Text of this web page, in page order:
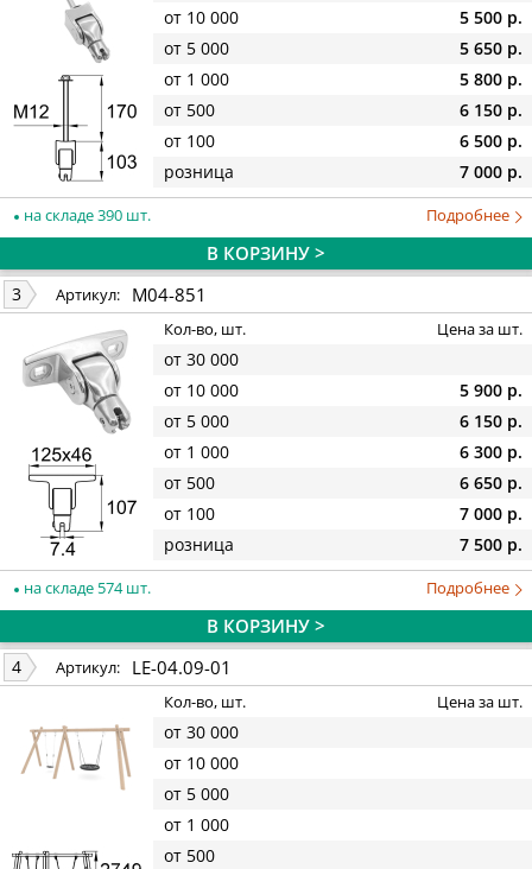
от 10 000
5 500 р.
от 5 000
5 650 р.
от 1 000
5 800 р.
от 500
6 150 р.
от 100
6 500 р.
розница
7 000 р.
на складе 390 шт. Подробнее
В КОРЗИНУ >
3 Артикул: M04-851
Кол-во, шт. Цена за шт.
от 30 000
от 10 000
5 900 р.
от 5 000
6 150 р.
от 1 000
6 300 р.
от 500
6 650 р.
от 100
7 000 р.
розница
7 500 р.
на складе 574 шт. Подробнее
В КОРЗИНУ >
4 Артикул: LE-04.09-01
Кол-во, шт. Цена за шт.
от 30 000
от 10 000
от 5 000
от 1 000
от 500